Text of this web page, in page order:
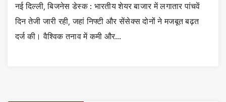
नई दिल्ली, बिजनेस डेस्क : भारतीय शेयर बाजार में लगातार पांचवें
दिन तेजी जारी रही, जहां निफ्टी और सेंसेक्स दोनों ने मजबूत बढ़त
दर्ज की। वैश्विक तनाव में कमी और…